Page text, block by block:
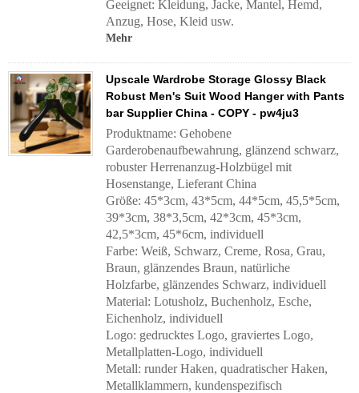
Geeignet: Kleidung, Jacke, Mantel, Hemd,
Anzug, Hose, Kleid usw.
Mehr
Upscale Wardrobe Storage Glossy Black
Robust Men's Suit Wood Hanger with Pants
bar Supplier China - COPY - pw4ju3
Produktname: Gehobene
Garderobenaufbewahrung, glänzend schwarz,
robuster Herrenanzug-Holzbügel mit
Hosenstange, Lieferant China
Größe: 45*3cm, 43*5cm, 44*5cm, 45,5*5cm,
39*3cm, 38*3,5cm, 42*3cm, 45*3cm,
42,5*3cm, 45*6cm, individuell
Farbe: Weiß, Schwarz, Creme, Rosa, Grau,
Braun, glänzendes Braun, natürliche
Holzfarbe, glänzendes Schwarz, individuell
Material: Lotusholz, Buchenholz, Esche,
Eichenholz, individuell
Logo: gedrucktes Logo, graviertes Logo,
Metallplatten-Logo, individuell
Metall: runder Haken, quadratischer Haken,
Metallklammern, kundenspezifisch